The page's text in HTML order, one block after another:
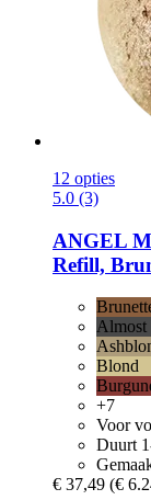
12 opties
5.0 (3)
ANGEL
Refill,
Almost
Blond
+7
Voor
Duurt
€ 37,49 (€